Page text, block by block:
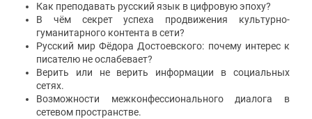
Как преподавать русский язык в цифровую эпоху?
В чём секрет успеха продвижения культурно-
гуманитарного контента в сети?
Русский мир Фёдора Достоевского: почему интерес к
писателю не ослабевает?
Верить или не верить информации в социальных
сетях.
Возможности межконфессионального диалога в
сетевом пространстве.